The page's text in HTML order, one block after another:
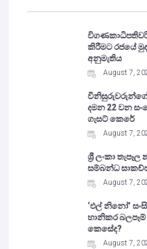
කිරීමට රජයේ
අනුමැතිය
August 7,
විනිසුරුවරුන්ගේ
දමන 22 වන
ගැසට් කෙරේ
August 7,
ශ්‍රී ලංකා
සම්බන්ධ
August 7,
‘එල් නිනෝ’
හානිකර
කෙසේද?
August 7,